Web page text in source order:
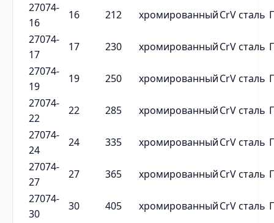
27074-
16
16 212 хромированныйCrV сталь
27074-
17
17 230 хромированныйCrV сталь
27074-
19
19 250 хромированныйCrV сталь
27074-
22
22 285 хромированныйCrV сталь
27074-
24
24 335 хромированныйCrV сталь
27074-
27
27 365 хромированныйCrV сталь
27074-
30
30 405 хромированныйCrV сталь